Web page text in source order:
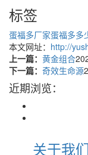
标签
蛋福多厂家蛋福多多
本文网址： http://
上一篇： 黄金组合
下一篇： 奇效生命源
近期浏览：
关于我